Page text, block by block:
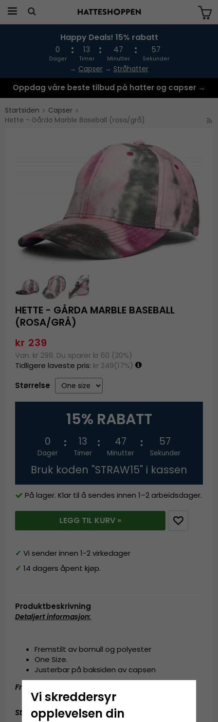
Produktet har blitt lagt til i handlekurven
Happy Deals! 15% rabatt
0
Dager
13
Timer
47
Minutter
57
Sekunder
→ Capser → Stråhatter
Oppdag våre beste tilbud på hatter og capser →
Startsiden
Capser
Hette - Gårda Marble Baseball (rosa/grå)
HETTE - GÅRDA MARBLE BASEBALL
(ROSA/GRÅ)
kr 239
Van. kr 299. Du sparer kr 60 (20%)
Tidligere laveste pris: kr 249(17%)
Størrelse
15% RABATT
0
Dager
13
Timer
47
Minutter
57
Sekunder
Bruk koden "STRAW15" i kassen
På lager. Klar til å sendes innen 1–2 arbeidsdager.
LEGG TIL KURV »
✓ Vi sender innen 1-2 virkedager
✓ 14 dagers åpent kjøp.
Produktbeskrivning
Detaljert informasjon:
Fremstilt av bomull og polyester
One Size.
Justerbar på baksiden av capsen
Fremstilt av:
Størrelsesguide: En størrelse som passer til alle
Vi skreddersyr
opplevelsen din